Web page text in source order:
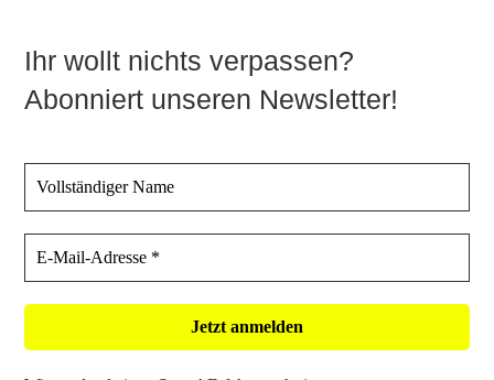
Ihr wollt nichts verpassen?
Abonniert unseren Newsletter!